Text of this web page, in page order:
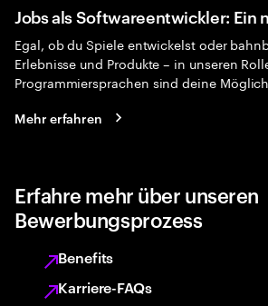
Jobs als Softwareentwickler: Ein
Egal, ob du Spiele entwickelst oder
Erlebnisse und Produkte – in unseren
Programmiersprachen sind deine
Mehr erfahren
Erfahre mehr über unseren
Bewerbungsprozess
Benefits
Karriere-FAQs